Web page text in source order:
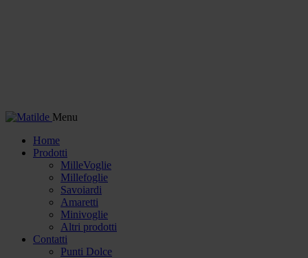
Menu
Home
Prodotti
MilleVoglie
Millefoglie
Savoiardi
Amaretti
Minivoglie
Altri prodotti
Contatti
Punti Dolce